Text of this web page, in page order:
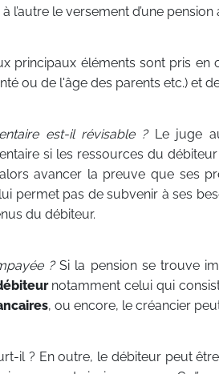
l’autre le versement d’une pension
principaux éléments sont pris
ou de l'âge des parents etc.) et
est-il révisable ?Le juge
si les ressources du
avancer la preuve que ses
permet pas de subvenir à ses
du débiteur.
?Si la pension se trouve
notamment celui qui
, ou encore, le créancier
il ? En outre, le débiteur peut